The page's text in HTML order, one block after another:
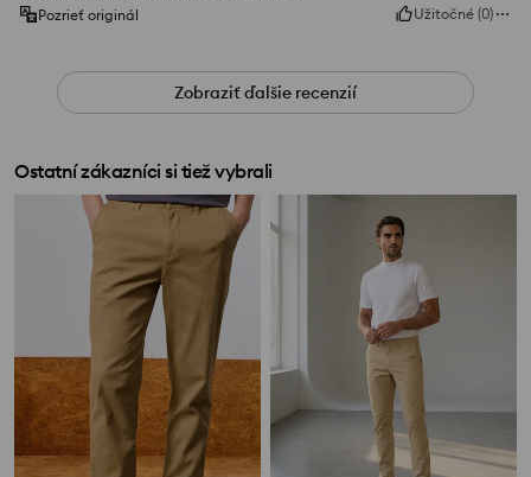
Pozrieť originál
Užitočné (0)
Zobraziť ďalšie recenzií
Ostatní zákazníci si tiež vybrali